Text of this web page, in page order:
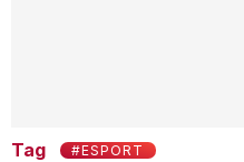
Tag #ESPORT